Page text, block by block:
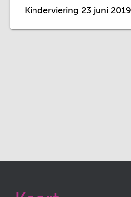
Kinderviering 23 juni 2019